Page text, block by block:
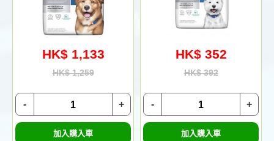
HK$ 1,133
HK$ 1,259
+
-
加入購入車
HK$ 352
HK$ 392
+
-
加入購入車